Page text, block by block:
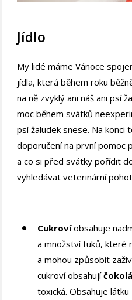
Jídlo
My lidé máme Vánoce
jídla, která během roku
na ně zvyklý ani náš ani psí
moc během svátků
psí žaludek snese. Na
doporučení na první pomoc
a co si před svátky pořídit
vyhledávat veterinární
Cukrovíobsahuje
a množství tuků, které
a mohou způsobit
cukroví obsahují
toxická. Obsahuje látku